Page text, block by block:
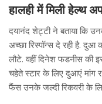
हालही में मिली हेल्थ
दयानंद शेट्टी ने बताया कि
अच्छा रिस्पॉन्स दे रही है.
लौटे. वहीं दिनेश फडनीस
चहेते स्टार के लिए दुआएं मांग
फैंस उनके जल्दी रिकवरी के